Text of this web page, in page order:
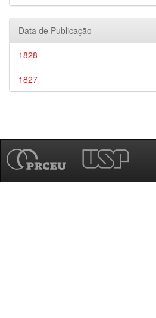
Data de Publicação
1828
1827